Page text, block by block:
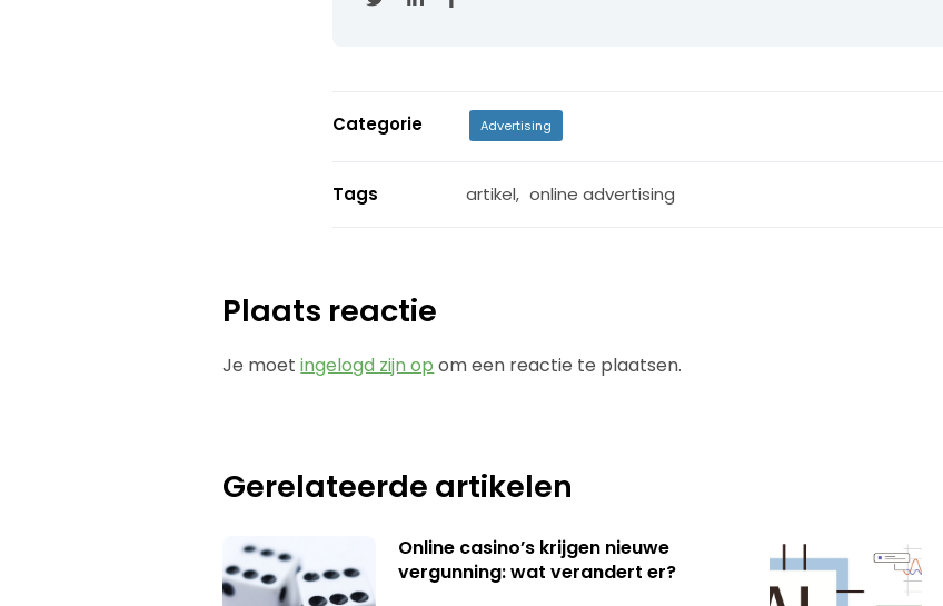
Categorie Advertising
Tags artikel, online advertising
Plaats reactie
Je moetingelogd zijn op om een reactie te plaatsen.
Gerelateerde artikelen
Online casino’s krijgen nieuwe
vergunning: wat verandert er?